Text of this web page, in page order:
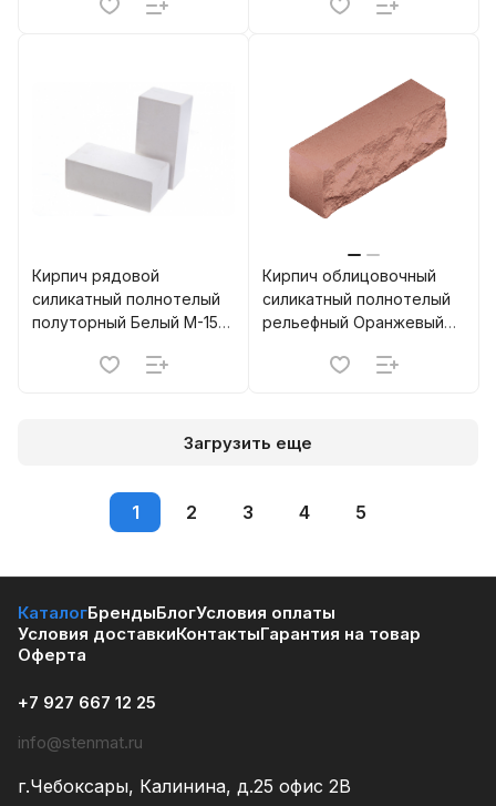
Кирпич рядовой
силикатный полнотелый
полуторный Белый М-150
Кирпич облицовочный
силикатный полнотелый
рельефный Оранжевый
Загрузить еще
1 2 3 4 5
КаталогБрендыБлогУсловия оплаты
Условия доставкиКонтактыГарантия на товар
Оферта
+7 927 667 12 25
info@stenmat.ru
г.Чебоксары, Калинина, д.25 офис 2В